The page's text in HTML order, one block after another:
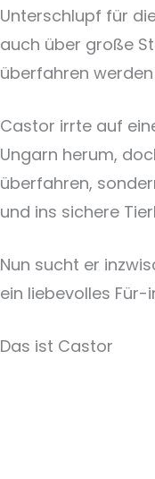
Unterschlupf für
auch über große
überfahren
Castor irrte auf
Ungarn herum,
überfahren,
und ins sichere
Nun sucht er
ein liebevolles
Das ist Castor